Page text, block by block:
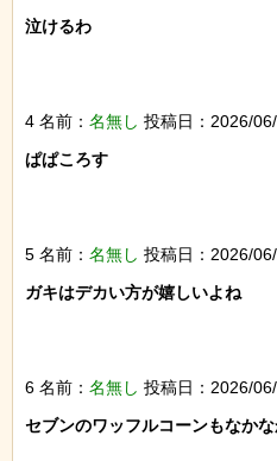
泣けるわ
4 名前： 名無し 投稿日：2026/
ぱぱころす
5 名前： 名無し 投稿日：2026/
ガキはデカい方が嬉しいよね
6 名前： 名無し 投稿日：2026/
セブンのワッフルコーンもなか